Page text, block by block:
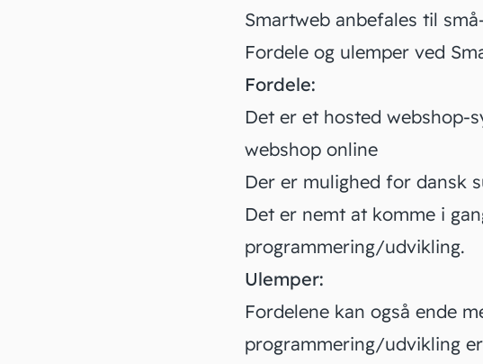
Smartweb anbefales til
Fordele og ulemper ved
Fordele:
Det er et hosted webshop-
webshop online
Der er mulighed for dansk
Det er nemt at komme i
programmering/udvikling.
Ulemper:
Fordelene kan også ende
programmering/udvikling